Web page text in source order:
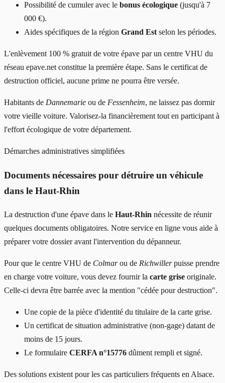
Possibilité de cumuler avec le bonus écologique (jusqu'à 7
000 €).
Aides spécifiques de la région Grand Est selon les périodes.
L'enlèvement 100 % gratuit de votre épave par un centre VHU du
réseau epave.net constitue la première étape. Sans le certificat de
destruction officiel, aucune prime ne pourra être versée.
Habitants de Dannemarie ou de Fessenheim, ne laissez pas dormir
votre vieille voiture. Valorisez-la financièrement tout en participant à
l'effort écologique de votre département.
Démarches administratives simplifiées
Documents nécessaires pour détruire un véhicule
dans le Haut-Rhin
La destruction d'une épave dans le Haut-Rhin nécessite de réunir
quelques documents obligatoires. Notre service en ligne vous aide à
préparer votre dossier avant l'intervention du dépanneur.
Pour que le centre VHU de Colmarou de Richwillerpuisse prendre
en charge votre voiture, vous devez fournir la carte grise originale.
Celle-ci devra être barrée avec la mention "cédée pour destruction".
Une copie de la pièce d'identité du titulaire de la carte grise.
Un certificat de situation administrative (non-gage) datant de
moins de 15 jours.
Le formulaire CERFA n°15776 dûment rempli et signé.
Des solutions existent pour les cas particuliers fréquents en Alsace.